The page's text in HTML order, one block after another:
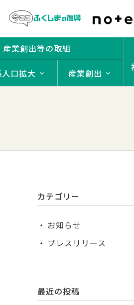
産業創出等の取組
口拡大 産業創出
カテゴリー
お知らせ
プレスリリース
最近の投稿